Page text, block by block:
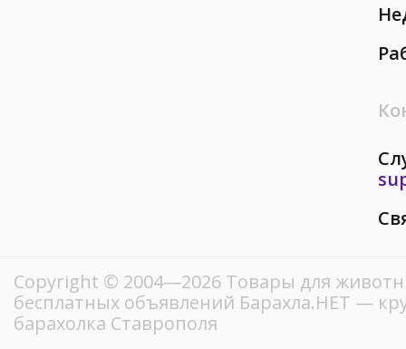
Copyright © 2004—2026 Товары для
бесплатных объявлений Барахла.НЕТ —
барахолка Ставрополя